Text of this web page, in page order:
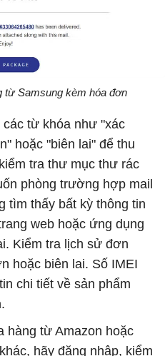
từ Samsung kèm hóa đơn
từ khóa như "xác
hoặc "biên lai" để thu
tra thư mục thư rác
phòng trường hợp mail
tìm thấy bất kỳ thông tin
web hoặc ứng dụng
Kiểm tra lịch sử đơn
hoặc biên lai. Số IMEI
chi tiết về sản phẩm
hàng từ Amazon hoặc
hãy đăng nhập, kiểm